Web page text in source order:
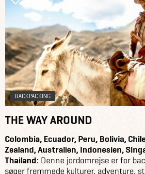
BACKPACKING
THE WAY AROUND
Colombia, Ecuador, Peru, Bolivia,
Zealand, Australien, Indonesien,
Thailand: Denne jordomrejse er for
søger fremmede kulturer, adventure,